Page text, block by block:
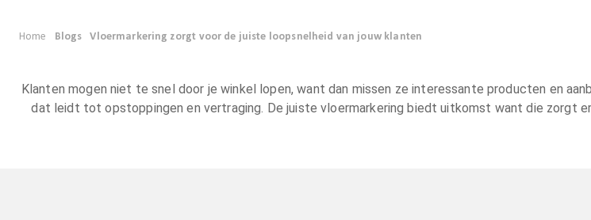
Home Blogs Vloermarkering zorgt voor de juiste loopsnelheid van jouw klanten
Klanten mogen niet te snel door je winkel lopen, want dan missen ze interessante producten en
dat leidt tot opstoppingen en vertraging. De juiste vloermarkering biedt uitkomst want die zorgt